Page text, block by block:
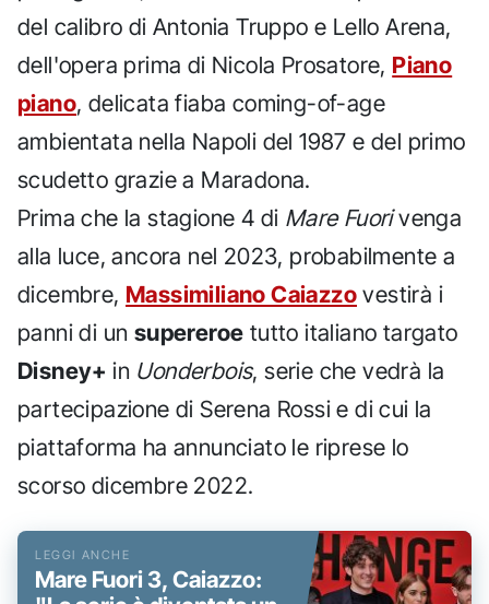
del calibro di Antonia Truppo e Lello Arena,
dell'opera prima di Nicola Prosatore, Piano
piano, delicata fiaba coming-of-age
ambientata nella Napoli del 1987 e del primo
scudetto grazie a Maradona.
Prima che la stagione 4 di Mare Fuorivenga
alla luce, ancora nel 2023, probabilmente a
dicembre, Massimiliano Caiazzo vestirà i
panni di un supereroe tutto italiano targato
Disney+ in Uonderbois, serie che vedrà la
partecipazione di Serena Rossi e di cui la
piattaforma ha annunciato le riprese lo
scorso dicembre 2022.
Mare Fuori 3, Caiazzo: